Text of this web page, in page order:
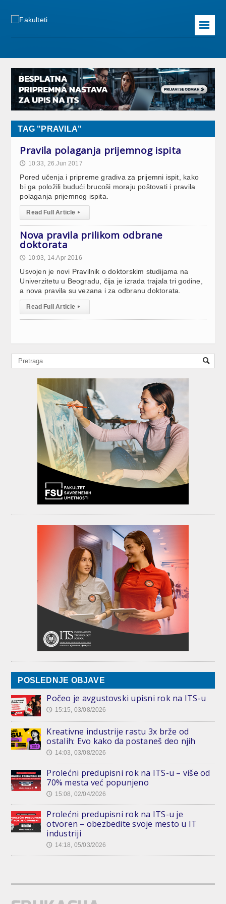
☰
TAG "PRAVILA"
Pravila polaganja prijemnog ispita
🕔 10:33, 26.Jun 2017
Pored učenja i pripreme gradiva za prijemni ispit, kako
bi ga položili budući brucoši moraju poštovati i pravila
polaganja prijemnog ispita.
Read Full Article ▸
Nova pravila prilikom odbrane
doktorata
🕔 10:03, 14.Apr 2016
Usvojen je novi Pravilnik o doktorskim studijama na
Univerzitetu u Beogradu, čija je izrada trajala tri godine,
a nova pravila su vezana i za odbranu doktorata.
Read Full Article ▸
POSLEDNJE OBJAVE
Počeo je avgustovski upisni rok na ITS-u
🕔 15:15, 03/08/2026
Kreativne industrije rastu 3x brže od
ostalih: Evo kako da postaneš deo njih
🕔 14:03, 03/08/2026
Prolećni predupisni rok na ITS-u – više od
70% mesta već popunjeno
🕔 15:08, 02/04/2026
Prolećni predupisni rok na ITS-u je
otvoren – obezbedite svoje mesto u IT
industriji
🕔 14:18, 05/03/2026